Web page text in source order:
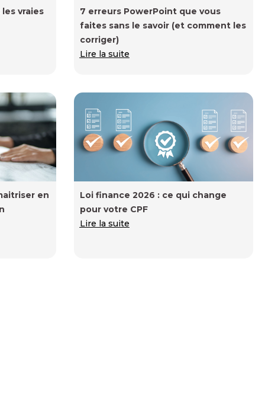
vraies
7 erreurs PowerPoint que vous
faites sans le savoir (et comment les
corriger)
Lire la suite
en
Loi finance 2026 : ce qui change
pour votre CPF
Lire la suite